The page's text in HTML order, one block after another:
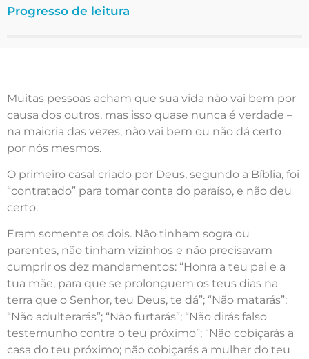
Progresso de leitura
Muitas pessoas acham que sua vida não vai bem por
causa dos outros, mas isso quase nunca é verdade –
na maioria das vezes, não vai bem ou não dá certo
por nós mesmos.
O primeiro casal criado por Deus, segundo a Bíblia, foi
“contratado” para tomar conta do paraíso, e não deu
certo.
Eram somente os dois. Não tinham sogra ou
parentes, não tinham vizinhos e não precisavam
cumprir os dez mandamentos: “Honra a teu pai e a
tua mãe, para que se prolonguem os teus dias na
terra que o Senhor, teu Deus, te dá”; “Não matarás”;
“Não adulterarás”; “Não furtarás”; “Não dirás falso
testemunho contra o teu próximo”; “Não cobiçarás a
casa do teu próximo; não cobiçarás a mulher do teu